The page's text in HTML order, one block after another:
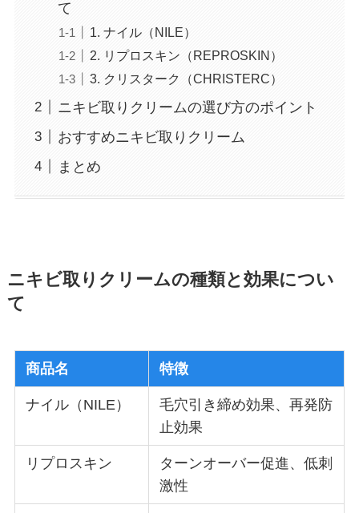
て
1. ナイル（NILE）
2. リプロスキン（REPROSKIN）
3. クリスターク（CHRISTERC）
ニキビ取りクリームの選び方のポイント
おすすめニキビ取りクリーム
まとめ
ニキビ取りクリームの種類と効果につい
て
商品名 特徴
ナイル（NILE）
毛穴引き締め効果、再発防
止効果
リプロスキン
ターンオーバー促進、低刺
激性